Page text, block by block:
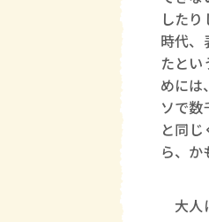
した
時代、
たと
めには
ソで
と同
ら、か
大人